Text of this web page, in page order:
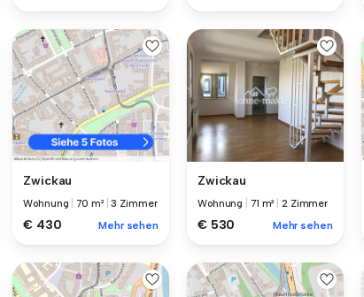
Zwickau
Wohnung |70 m² |3 Zimmer
€ 430 Mehr sehen
Zwickau
Wohnung 71 m² 2 Zimmer
€ 530 Mehr sehen